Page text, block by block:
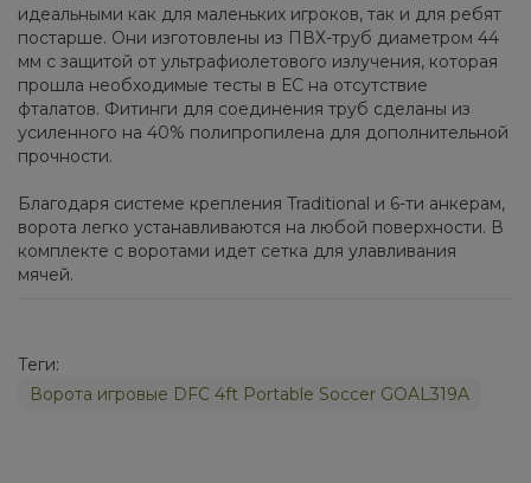
идеальными как для маленьких игроков, так и для ребят
постарше. Они изготовлены из ПВХ-труб диаметром 44
мм с защитой от ультрафиолетового излучения, которая
прошла необходимые тесты в ЕС на отсутствие
фталатов. Фитинги для соединения труб сделаны из
усиленного на 40% полипропилена для дополнительной
прочности.
Благодаря системе крепления Traditional и 6-ти анкерам,
ворота легко устанавливаются на любой поверхности. В
комплекте с воротами идет сетка для улавливания
мячей.
Теги:
Ворота игровые DFC 4ft Portable Soccer GOAL319A